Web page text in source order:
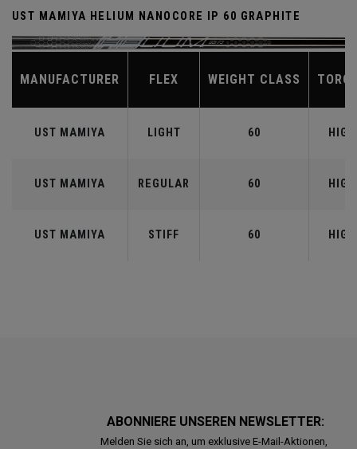
UST MAMIYA HELIUM NANOCORE IP 60 GRAPHITE
MANUFACTURER FLEX WEIGHT CLASS
UST MAMIYA LIGHT 60 HIGH
UST MAMIYA REGULAR 60 HIGH
UST MAMIYA STIFF 60 HIGH
ABONNIERE UNSEREN NEWSLETTER:
Melden Sie sich an, um exklusive E-Mail-Aktionen,